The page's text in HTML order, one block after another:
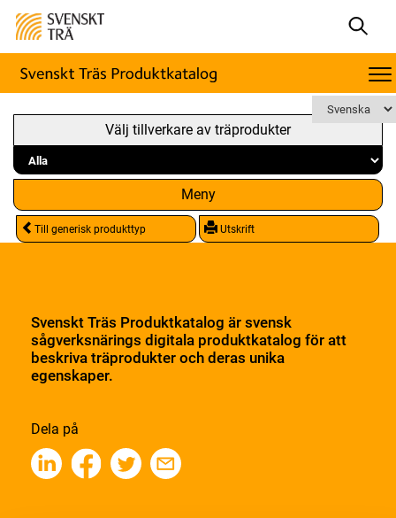
Välj tillverkare av träprodukter
Meny
Till generisk produkttyp Utskrift
Svenskt Träs Produktkatalog är svensk
sågverksnärings digitala produktkatalog för att
beskriva träprodukter och deras unika
egenskaper.
Dela på